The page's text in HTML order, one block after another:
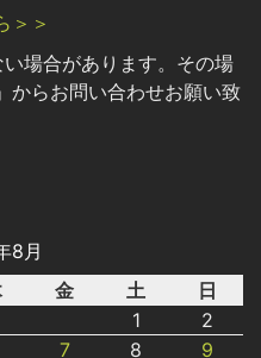
＞＞
場合があります。その場
からお問い合わせお願い致
8月
金 土
日
1
2
7 8 9